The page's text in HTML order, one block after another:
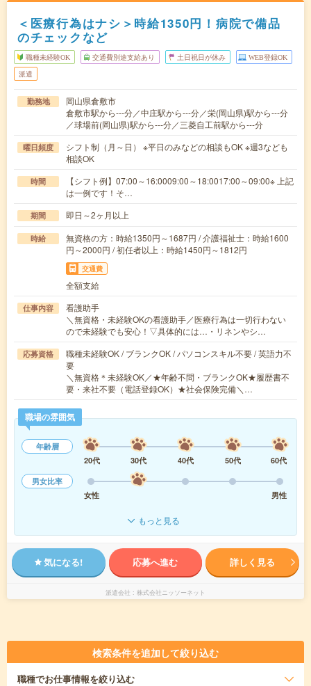
＜医療行為はナシ＞時給1350円！病院で備品
のチェックなど
職種未経験OK 交通費別途支給あり 土日祝日が休み WEB登録OK
派遣
勤務地
岡山県倉敷市
倉敷市駅から---分／中庄駅から---分／栄(岡山県)駅から---分
／球場前(岡山県)駅から---分／三菱自工前駅から---分
曜日頻度
シフト制（月～日） ※平日のみなどの相談もOK ※週3なども
相談OK
時間
【シフト例】07:00～16:0009:00～18:0017:00～09:00※ 上記
は一例です！そ…
期間 即日～2ヶ月以上
時給
無資格の方：時給1350円～1687円 / 介護福祉士：時給1600
円～2000円 / 初任者以上：時給1450円～1812円
交通費
全額支給
仕事内容
看護助手
＼無資格・未経験OKの看護助手／医療行為は一切行わない
ので未経験でも安心！▽具体的には…・リネンやシ…
応募資格
職種未経験OK / ブランクOK / パソコンスキル不要 / 英語力不
要
＼無資格＊未経験OK／★年齢不問・ブランクOK★履歴書不
要・来社不要（電話登録OK）★社会保険完備＼…
職場の雰囲気
年齢層
20代
30代 40代 50代
60代
男女比率
女性
男性
もっと見る
気になる! 応募へ進む 詳しく見る
派遣会社 株式会社ニッソーネット
検索条件を追加して絞り込む
職種でお仕事情報を絞り込む